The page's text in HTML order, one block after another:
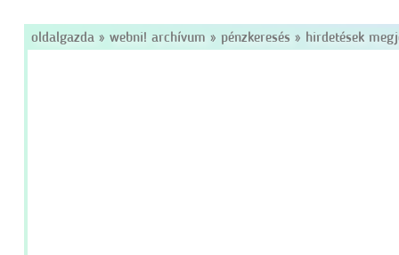
oldalgazda » webni! archívum » pénzkeresés » hirdetések